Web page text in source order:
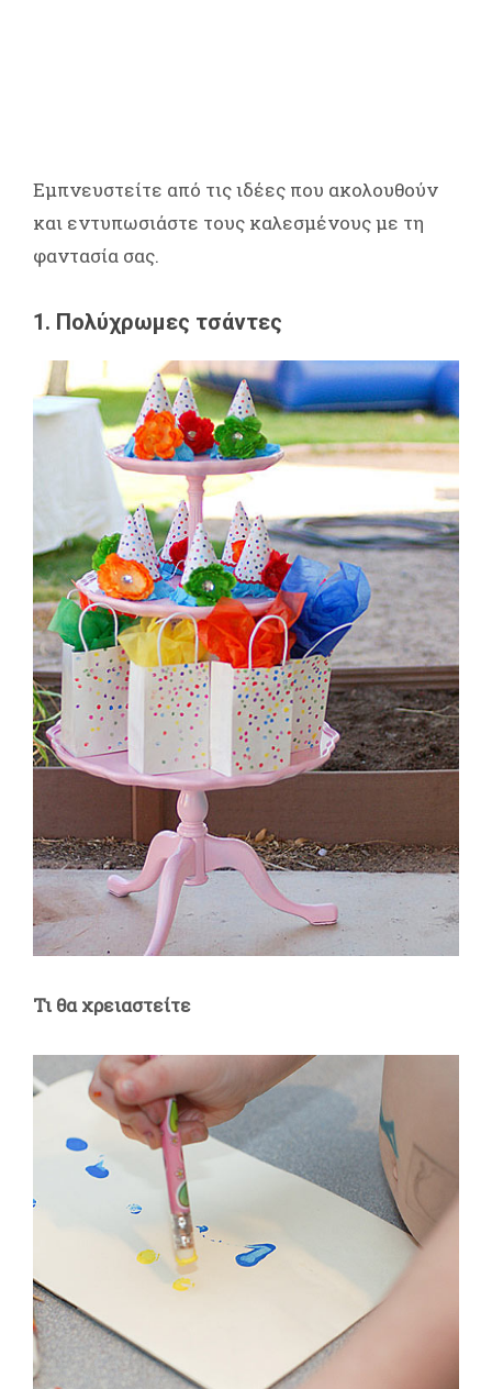
Εμπνευστείτε από τις ιδέες που ακολουθούν
και εντυπωσιάστε τους καλεσμένους με τη
φαντασία σας.
1. Πολύχρωμες τσάντες
Τι θα χρειαστείτε